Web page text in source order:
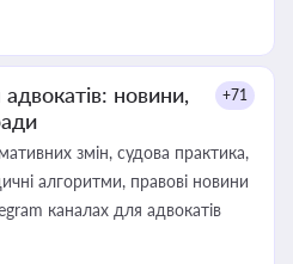
новини,
+71
змін, судова практика,
алгоритми, правові новини
каналах для адвокатів